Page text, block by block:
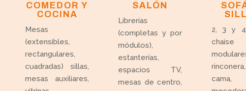
COMEDOR Y
COCINA
Mesas
(extensibles,
rectangulares,
cuadradas) sillas,
mesas auxiliares,
SALÓN
Librerías
(completas y por
módulos),
estanterías,
espacios TV,
mesas de centro,
2, 3 y 4
chaise
cama,